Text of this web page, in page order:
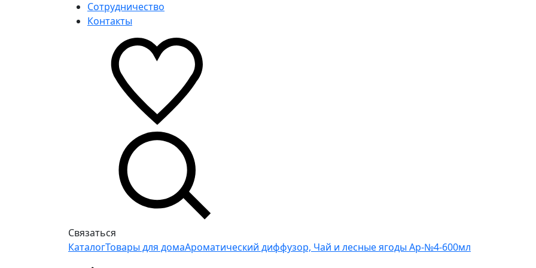
Сотрудничество
Контакты
Связаться
КаталогТовары для домаАроматический диффузор, Чай и лесные ягоды Ар-№4-600мл